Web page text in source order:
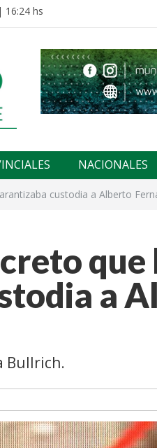
16:24 hs
NACIONALES
custodia a Alberto
que
a
Bullrich.